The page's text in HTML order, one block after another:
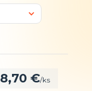
8,70 €/ks